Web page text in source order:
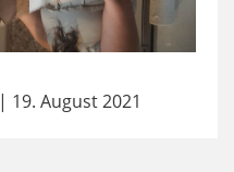
| 19. August 2021